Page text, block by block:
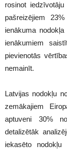
rosinot
pašreizējiem
ienākuma
ienākumiem
pievienotās
nemainīt.
Latvijas nodokļu
zemākajiem
aptuveni 30%
detalizētāk
iekasēto